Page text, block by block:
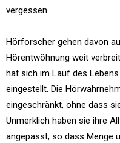
vergessen.
Hörforscher gehen davon
Hörentwöhnung weit
hat sich im Lauf des
eingestellt. Die
eingeschränkt, ohne dass
Unmerklich haben sie ihre
angepasst, so dass Menge